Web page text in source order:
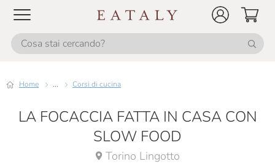
Home ... Corsi di cucina
LA FOCACCIA FATTA IN CASA CON
SLOW FOOD
Torino Lingotto